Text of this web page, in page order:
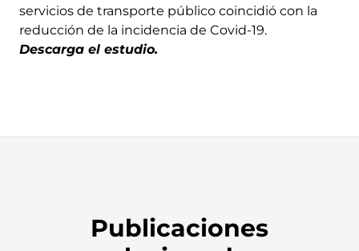
servicios de transporte público coincidió con la
reducción de la incidencia de Covid-19.
Descarga el estudio.
Publicaciones